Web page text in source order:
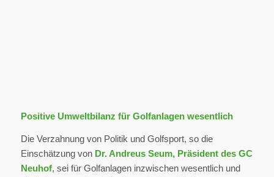
Positive Umweltbilanz für Golfanlagen wesentlich
Die Verzahnung von Politik und Golfsport, so die
Einschätzung von Dr. Andreus Seum, Präsident des GC
Neuhof, sei für Golfanlagen inzwischen wesentlich und